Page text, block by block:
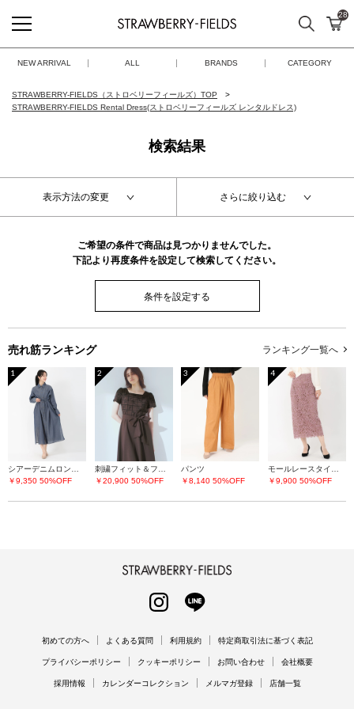
STRAWBERRY-FIELDS
検索 カ
28
NEW ARRIVAL ALL BRANDS CATEGORY
STRAWBERRY-FIELDS（ストロベリーフィールズ）TOP
STRAWBERRY-FIELDS Rental Dress(ストロベリーフィールズ レンタルドレス)
検索結果
表示方法の変更 さらに絞り込む
ご希望の条件で商品は見つかりませんでした。
下記より再度条件を設定して検索してください。
条件を設定する
売れ筋ランキング ランキング一覧へ
1
シアーデニムロングシャツ
￥9,350 50%OFF
2
刺繍フィット＆フレアーワンピース
￥20,900 50%OFF
3
パンツ
￥8,140 50%OFF
4
モールレースタイトスカート
￥9,900 50%OFF
INSTAGRAM
初めての方へ よくある質問 利用規約 特定商取引法に基づく表記
プライバシーポリシー クッキーポリシー お問い合わせ 会社概要
採用情報 カレンダーコレクション メルマガ登録 店舗一覧